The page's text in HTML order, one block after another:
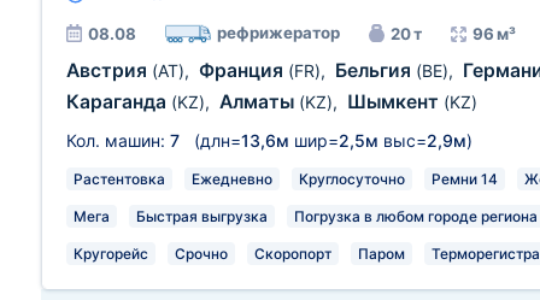
08.08 рефрижератор 20 т 96 м³
Австрия (AT), Франция (FR), Бельгия (BE),
Караганда (KZ), Алматы (KZ), Шымкент (KZ)
Кол. машин: 7 (длн=13,6м шир=2,5м выс=2,9м)
Растентовка Ежедневно Круглосуточно Ремни 14
Мега Быстрая выгрузка Погрузка в любом городе региона
Кругорейс Срочно Скоропорт Паром